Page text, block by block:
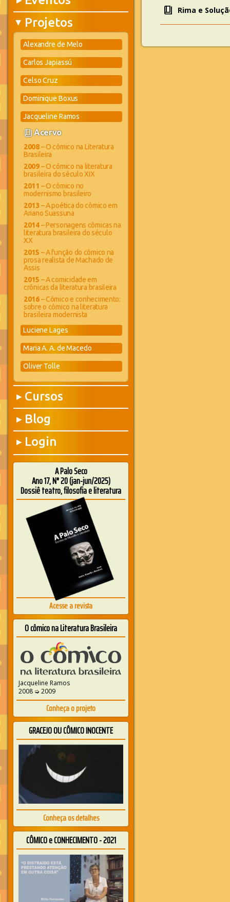
▶ Projetos
Alexandre de Melo
Carlos Japiassú
Celso Cruz
Dominique Boxus
Jacqueline Ramos
book_4Acervo
2008– O cômico na Literatura
Brasileira
2009– O cômico na literatura
brasileira do século XIX
2011 – O cômico no
modernismo brasileiro
2013 – A poética do cômico em
Ariano Suassuna
2014– Personagens cômicas na
literatura brasileira do século
XX
2015 – A função do cômico na
prosa realista de Machado de
Assis
2015 – A comicidade em
crônicas da literatura brasileira
2016– Cômico e conhecimento:
sobre o cômico na literatura
brasileira modernista
Luciene Lages
Maria A. A. de Macedo
Oliver Tolle
▶ Cursos
▶ Blog
▶ Login
A Palo Seco
Ano 17, N° 20 (jan-jun/2025)
Dossiê teatro, filosofia e literatura
Acesse a revista
O cômico na Literatura Brasileira
Jacqueline Ramos
2008 ➭ 2009
Conheça o projeto
GRACEJO OU CÔMICO INOCENTE
Conheça os detalhes
CÔMICO e CONHECIMENTO - 2021
book_4 Rima e